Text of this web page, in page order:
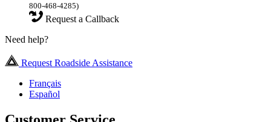
800-468-4285)
Request a Callback
Need help?
Request Roadside Assistance
Français
Español